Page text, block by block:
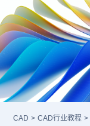
CAD > CAD行业教程 >